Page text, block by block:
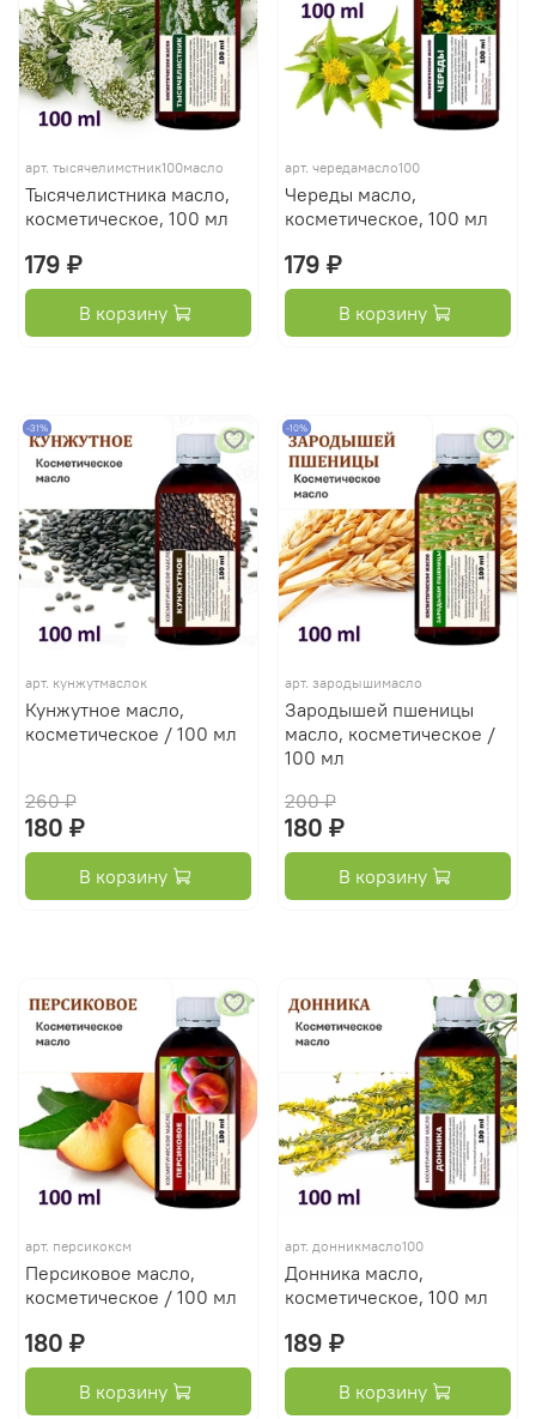
арт. тысячелимстник100масло
Тысячелистника масло,
косметическое, 100 мл
179 ₽
В корзину
арт. чередамасло100
Череды масло,
косметическое, 100 мл
179 ₽
В корзину
-31%
арт. кунжутмаслок
Кунжутное масло,
косметическое / 100 мл
260 ₽
180 ₽
В корзину
-10%
арт. зародышимасло
Зародышей пшеницы
масло, косметическое /
100 мл
200 ₽
180 ₽
В корзину
арт. персикоксм
Персиковое масло,
косметическое / 100 мл
180 ₽
В корзину
арт. донникмасло100
Донника масло,
косметическое, 100 мл
189 ₽
В корзину